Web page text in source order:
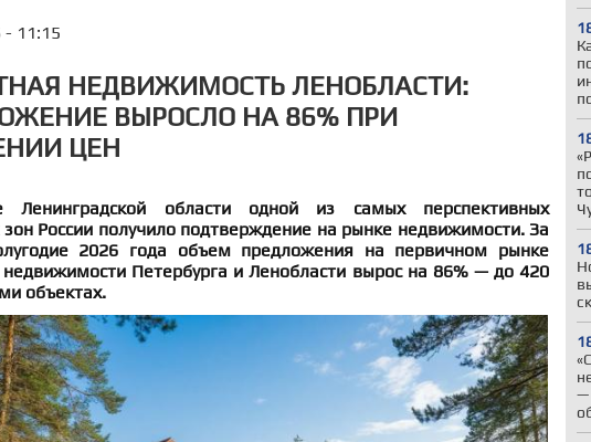
—
- 11:15
НЕДВИЖИМОСТЬ ЛЕНОБЛАСТИ:
ВЫРОСЛО НА 86% ПРИ
ЦЕН
Ленинградской области одной из самых перспективных
зон России получило подтверждение на рынке недвижимости. За
2026 года объем предложения на первичном рынке
недвижимости Петербурга и Ленобласти вырос на 86% — до 420
объектах.